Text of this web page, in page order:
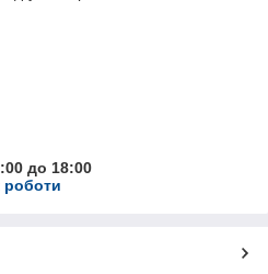
до 18:00
роботи